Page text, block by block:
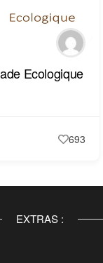
Ecologique
693
EXTRAS :